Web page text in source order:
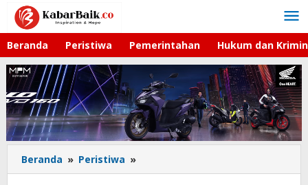
Lewati
konten
Beranda Peristiwa Pemerintahan Hukum dan
Beranda » Peristiwa »
Dhito